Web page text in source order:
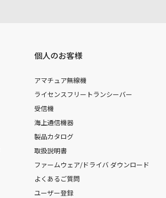
個人のお客様
アマチュア無線機
ライセンスフリートランシーバー
受信機
海上通信機器
製品カタログ
取扱説明書
ファームウェア/ドライバ ダウンロード
よくあるご質問
ユーザー登録